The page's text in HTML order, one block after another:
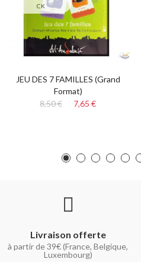
CK
JEU DES 7 FAMILLES (Grand
Format)
8,50 €
7,65 €
Livraison offerte
à partir de 39€ (France, Belgique,
Luxembourg)